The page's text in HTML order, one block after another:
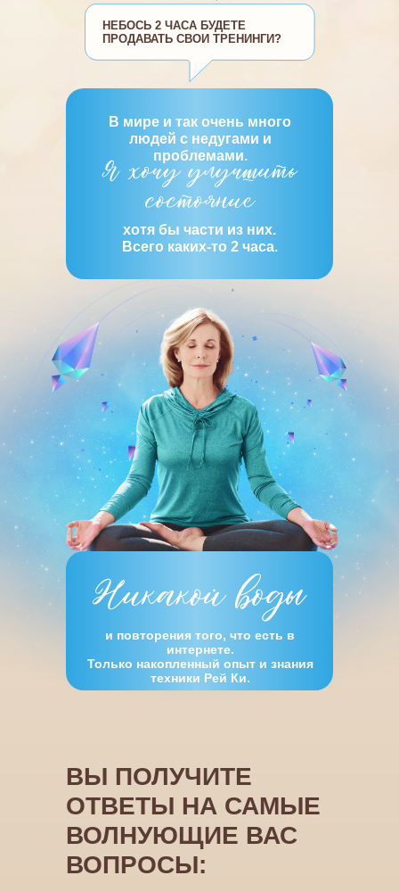
НЕБОСЬ 2 ЧАСА БУДЕТЕ
ПРОДАВАТЬ СВОИ ТРЕНИНГИ?
В мире и так очень много
людей с недугами и
проблемами.
хотя бы части из них.
Всего каких-то 2 часа.
и повторения того, что есть в
интернете.
Только накопленный опыт и знания
техники Рей Ки.
ВЫ ПОЛУЧИТЕ
ОТВЕТЫ НА САМЫЕ
ВОЛНУЮЩИЕ ВАС
ВОПРОСЫ: